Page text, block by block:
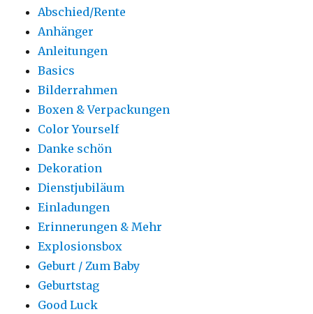
Abschied/Rente
Anhänger
Anleitungen
Basics
Bilderrahmen
Boxen & Verpackungen
Color Yourself
Danke schön
Dekoration
Dienstjubiläum
Einladungen
Erinnerungen & Mehr
Explosionsbox
Geburt / Zum Baby
Geburtstag
Good Luck